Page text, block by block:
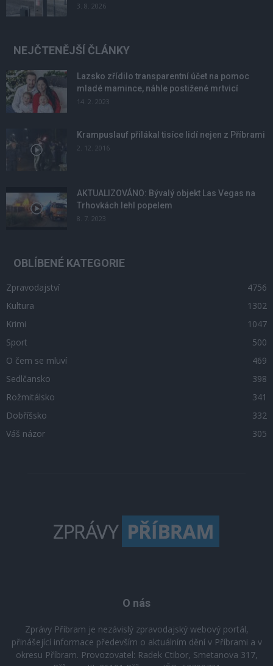
3. 8. 2026
NEJČTENĚJŠÍ ČLÁNKY
Lazsko zřídilo transparentní účet na pomoc
mladé mamince, náhle postižené mrtvicí
14. 2. 2023
Krampuslauf přilákal tisíce lidí nejen z Příbrami
2. 12. 2016
AKTUALIZOVÁNO: Bývalý objekt Las Vegas na
Trhovkách lehl popelem
8. 7. 2023
OBLÍBENÉ KATEGORIE
Zpravodajství
4756
Kultura
1302
Krimi
1047
Sport
500
O čem se mluví
469
Sedlčansko
398
Rožmitálsko
341
Dobříšsko
332
Váš názor
305
O nás
Zprávy Příbram je nezávislý zpravodajský webový portál,
přinášející informace především o aktuálním dění v Příbrami a v
okresu Příbram. Provozovatel: Radek Ctibor, Smetanova 317,